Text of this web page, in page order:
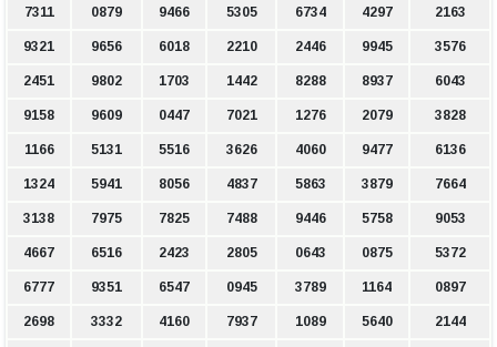
7311 0879 9466 5305 6734 4297 2163
9321 9656 6018 2210 2446 9945 3576
2451 9802 1703 1442 8288 8937 6043
9158 9609 0447 7021 1276 2079 3828
1166 5131 5516 3626 4060 9477 6136
1324 5941 8056 4837 5863 3879 7664
3138 7975 7825 7488 9446 5758 9053
4667 6516 2423 2805 0643 0875 5372
6777 9351 6547 0945 3789 1164 0897
2698 3332 4160 7937 1089 5640 2144